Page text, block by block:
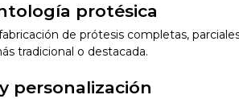
protésica
de prótesis completas,
tradicional o destacada.
personalización